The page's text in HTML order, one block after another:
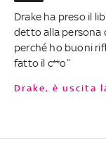
Drake ha preso il
detto alla persona
perché ho buoni
fatto il c**o”
Drake, è uscita